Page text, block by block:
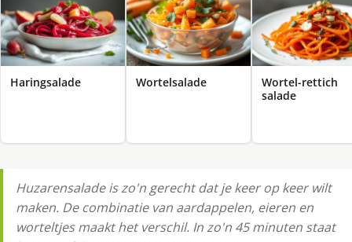
Haringsalade Wortelsalade
Wortel-rettich
salade
Huzarensalade is zo'n gerecht dat je keer op keer wilt
maken. De combinatie van aardappelen, eieren en
worteltjes maakt het verschil. In zo'n 45 minuten staat